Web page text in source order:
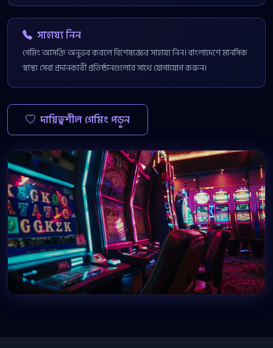
সাহায্য নিন
গেমিং আসক্তি অনুভব করলে বিশেষজ্ঞের সাহায্য নিন। বাংলাদেশে মানসিক
স্বাস্থ্য সেবা প্রদানকারী প্রতিষ্ঠানগুলোর সাথে যোগাযোগ করুন।
দায়িত্বশীল গেমিং পড়ুন